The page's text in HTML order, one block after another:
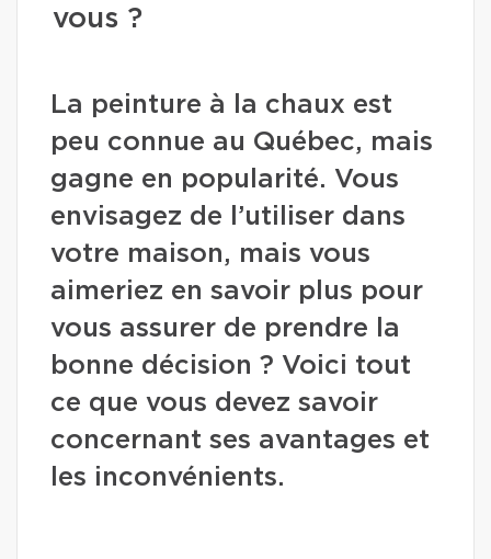
vous ?
La peinture à la chaux est
peu connue au Québec, mais
gagne en popularité. Vous
envisagez de l’utiliser dans
votre maison, mais vous
aimeriez en savoir plus pour
vous assurer de prendre la
bonne décision ? Voici tout
ce que vous devez savoir
concernant ses avantages et
les inconvénients.